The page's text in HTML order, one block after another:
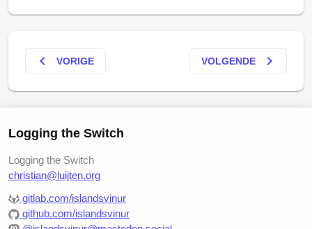
keyboard_arrow_left VORIGE VOLGENDE keyboard_arrow_right
Logging the Switch
Logging the Switch
christian@luijten.org
gitlab.com/islandsvinur
github.com/islandsvinur